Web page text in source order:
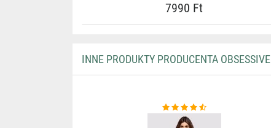
7990 Ft
INNE PRODUKTY PRODUCENTA OBSESSIVE